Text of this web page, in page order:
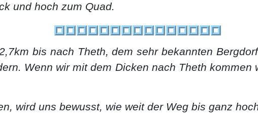
und hoch zum Quad.
bis nach Theth, dem sehr bekannten
Wenn wir mit dem Dicken nach Theth
wird uns bewusst, wie weit der Weg bis ganz